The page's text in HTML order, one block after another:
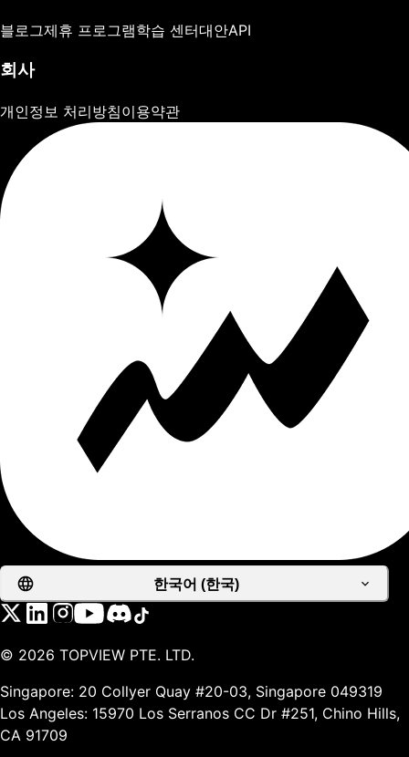
블로그제휴 프로그램학습 센터대안API
회사
개인정보 처리방침이용약관
한국어 (한국)
© 2026 TOPVIEW PTE. LTD.
Singapore: 20 Collyer Quay #20-03, Singapore 049319
Los Angeles: 15970 Los Serranos CC Dr #251, Chino Hills,
CA 91709